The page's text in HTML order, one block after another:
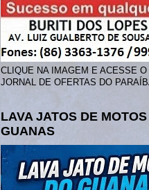
CLIQUE NA IMAGEM E ACESSE O
JORNAL DE OFERTAS DO
LAVA JATOS DE
GUANAS